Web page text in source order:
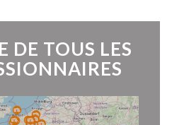
DE TOUS LES